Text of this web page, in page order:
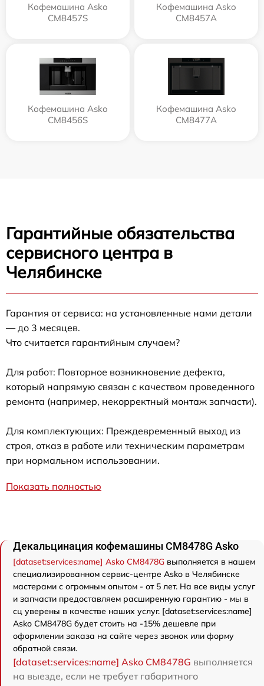
Кофемашина Asko
CM8457S
Кофемашина Asko
CM8457A
Кофемашина Asko
CM8456S
Кофемашина Asko
CM8477A
Гарантийные обязательства
сервисного центра в
Челябинске
Гарантия от сервиса: на установленные нами детали
— до 3 месяцев.
Что считается гарантийным случаем?
Для работ: Повторное возникновение дефекта,
который напрямую связан с качеством проведенного
ремонта (например, некорректный монтаж запчасти).
Для комплектующих: Преждевременный выход из
строя, отказ в работе или техническим параметрам
при нормальном использовании.
Показать полностью
Декальцинация кофемашины CM8478G Asko
[dataset:services:name] Asko CM8478G выполняется в нашем
специализированном сервис-центре Asko в Челябинске
мастерами с огромным опытом - от 5 лет. На все виды услуг
и запчасти предоставляем расширенную гарантию - мы в
сц уверены в качестве наших услуг. [dataset:services:name]
Asko CM8478G будет стоить на -15% дешевле при
оформлении заказа на сайте через звонок или форму
обратной связи.
[dataset:services:name] Asko CM8478G выполняется
на выезде, если не требует габаритного